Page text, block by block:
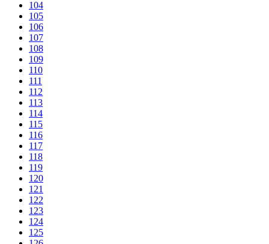
104
105
106
107
108
109
110
111
112
113
114
115
116
117
118
119
120
121
122
123
124
125